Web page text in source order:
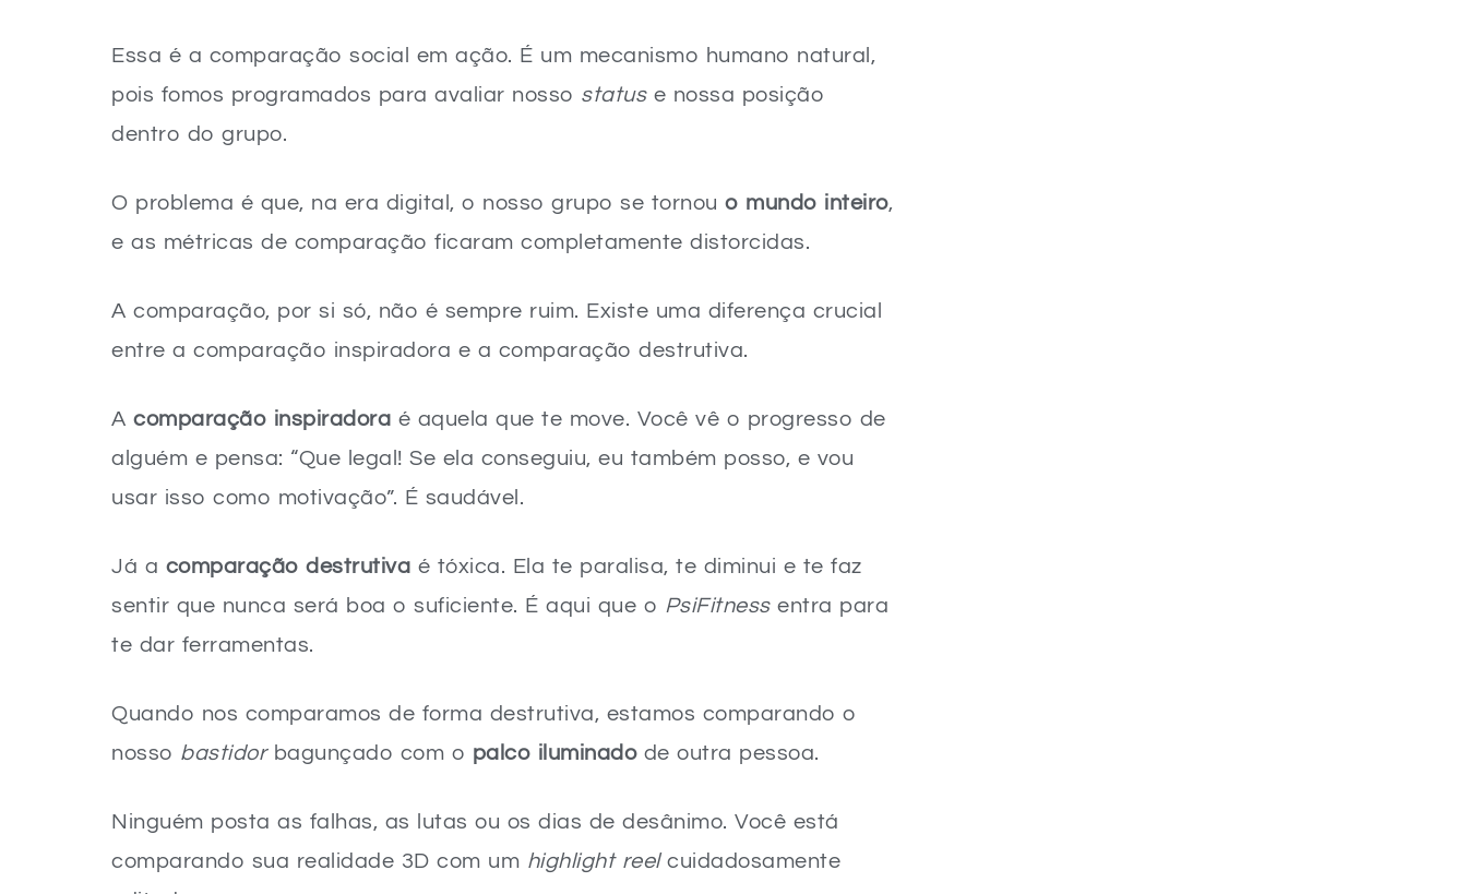
Essa é a comparação social em ação. É um mecanismo humano natural,
pois fomos programados para avaliar nosso statuse nossa posição
dentro do grupo.
O problema é que, na era digital, o nosso grupo se tornou o mundo inteiro,
e as métricas de comparação ficaram completamente distorcidas.
A comparação, por si só, não é sempre ruim. Existe uma diferença crucial
entre a comparação inspiradora e a comparação destrutiva.
A comparação inspiradora é aquela que te move. Você vê o progresso de
alguém e pensa: “Que legal! Se ela conseguiu, eu também posso, e vou
usar isso como motivação”. É saudável.
Já a comparação destrutiva é tóxica. Ela te paralisa, te diminui e te faz
sentir que nunca será boa o suficiente. É aqui que o PsiFitnessentra para
te dar ferramentas.
Quando nos comparamos de forma destrutiva, estamos comparando o
nosso bastidorbagunçado com o palco iluminadode outra pessoa.
Ninguém posta as falhas, as lutas ou os dias de desânimo. Você está
comparando sua realidade 3D com um highlight reelcuidadosamente